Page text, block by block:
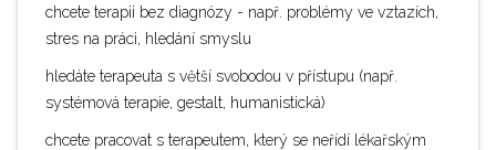
chcete terapii bez diagnózy - např. problémy ve vztazích,
stres na práci, hledání smyslu
hledáte terapeuta s větší svobodou v přístupu (např.
systémová terapie, gestalt, humanistická)
chcete pracovat s terapeutem, který se neřídí lékařským